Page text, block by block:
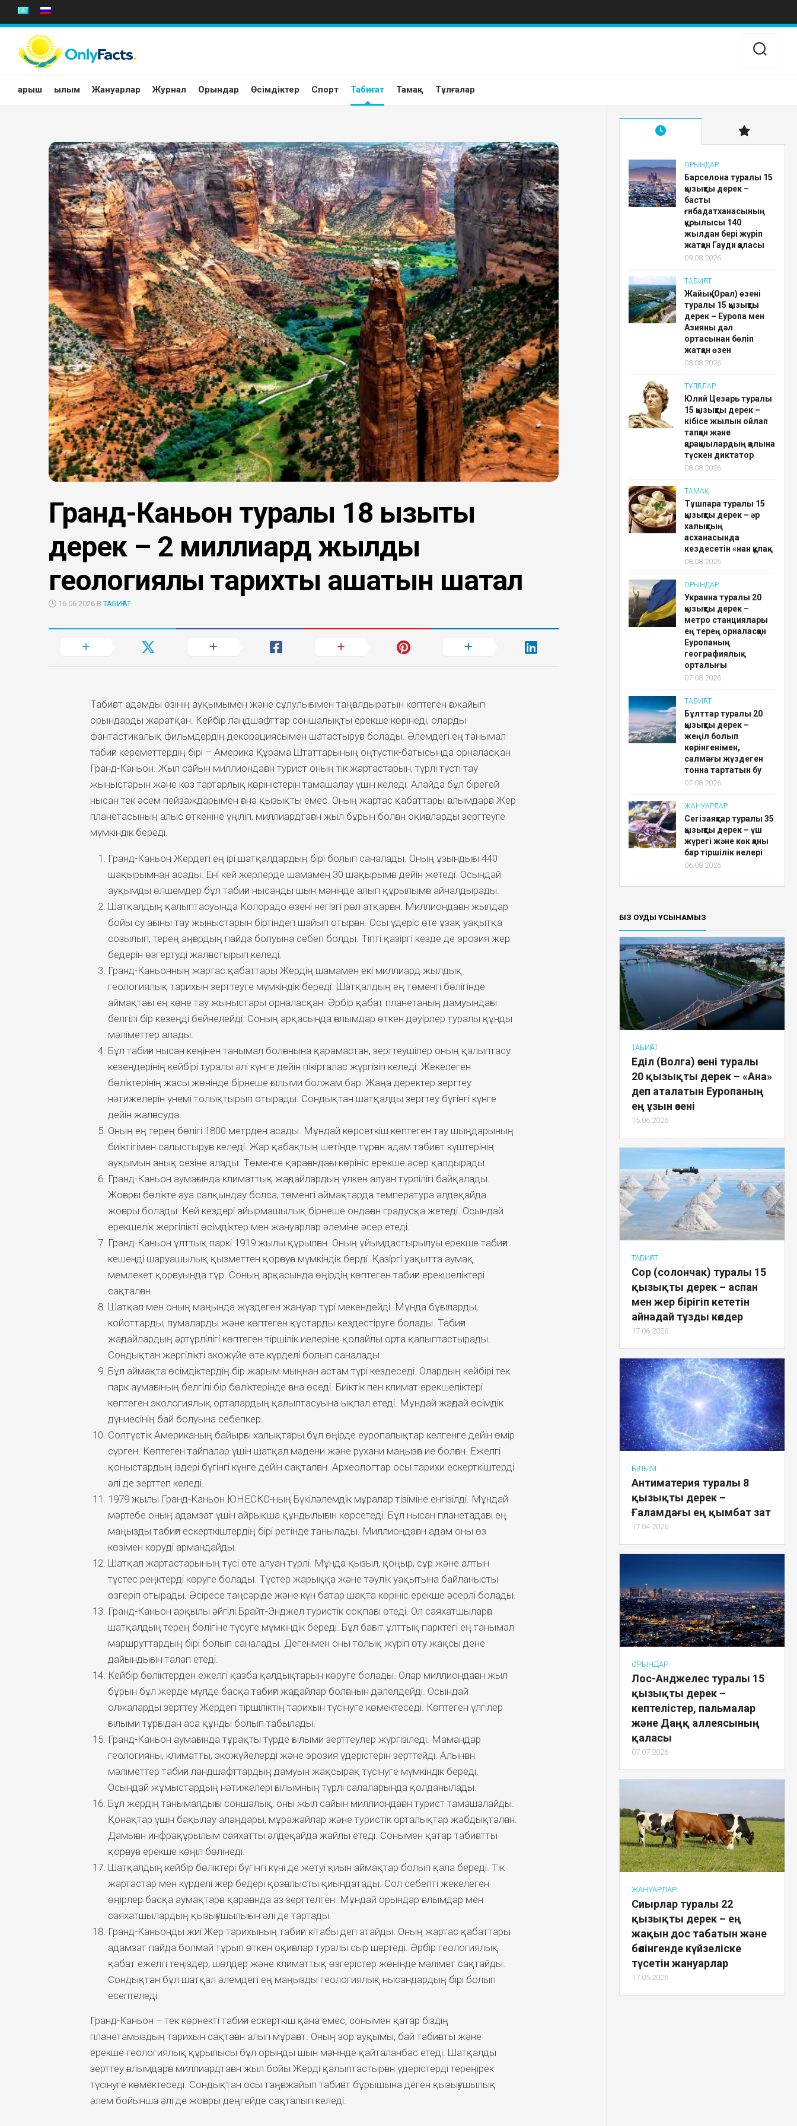
Ғарыш Ғылым Жануарлар Журнал Орындар Өсімдіктер Спорт Табиғат Тамақ Тұлғалар
Гранд-Каньон туралы 18 қызықты
дерек – 2 миллиард жылдық
геологиялық тарихты ашатын шатқал
16.06.2026 ВТАБИҒАТ
Табиғат адамды өзінің ауқымымен және сұлулығымен таңғалдыратын көптеген ғажайып
орындарды жаратқан. Кейбір ландшафттар соншалықты ерекше көрінеді, оларды
фантастикалық фильмдердің декорациясымен шатастыруға болады. Әлемдегі ең танымал
табиғи кереметтердің бірі – Америка Құрама Штаттарының оңтүстік-батысында орналасқан
Гранд-Каньон. Жыл сайын миллиондаған турист оның тік жартастарын, түрлі түсті тау
жыныстарын және көз тартарлық көріністерін тамашалау үшін келеді. Алайда бұл бірегей
нысан тек әсем пейзаждарымен ғана қызықты емес. Оның жартас қабаттары ғалымдарға Жер
планетасының алыс өткеніне үңіліп, миллиардтаған жыл бұрын болған оқиғаларды зерттеуге
мүмкіндік береді.
Гранд-Каньон Жердегі ең ірі шатқалдардың бірі болып саналады. Оның ұзындығы 440
шақырымнан асады. Ені кей жерлерде шамамен 30 шақырымға дейін жетеді. Осындай
ауқымды өлшемдер бұл табиғи нысанды шын мәнінде алып құрылымға айналдырады.
Шатқалдың қалыптасуында Колорадо өзені негізгі рөл атқарған. Миллиондаған жылдар
бойы су ағыны тау жыныстарын біртіндеп шайып отырған. Осы үдеріс өте ұзақ уақытқа
созылып, терең аңғардың пайда болуына себеп болды. Тіпті қазіргі кезде де эрозия жер
бедерін өзгертуді жалғастырып келеді.
Гранд-Каньонның жартас қабаттары Жердің шамамен екі миллиард жылдық
геологиялық тарихын зерттеуге мүмкіндік береді. Шатқалдың ең төменгі бөлігінде
аймақтағы ең көне тау жыныстары орналасқан. Әрбір қабат планетаның дамуындағы
белгілі бір кезеңді бейнелейді. Соның арқасында ғалымдар өткен дәуірлер туралы құнды
мәліметтер алады.
Бұл табиғи нысан кеңінен танымал болғанына қарамастан, зерттеушілер оның қалыптасу
кезеңдерінің кейбірі туралы әлі күнге дейін пікірталас жүргізіп келеді. Жекелеген
бөліктерінің жасы жөнінде бірнеше ғылыми болжам бар. Жаңа деректер зерттеу
нәтижелерін үнемі толықтырып отырады. Сондықтан шатқалды зерттеу бүгінгі күнге
дейін жалғасуда.
Оның ең терең бөлігі 1800 метрден асады. Мұндай көрсеткіш көптеген тау шыңдарының
биіктігімен салыстыруға келеді. Жар қабақтың шетінде тұрған адам табиғат күштерінің
ауқымын анық сезіне алады. Төменге қарағандағы көрініс ерекше әсер қалдырады.
Гранд-Каньон аумағында климаттық жағдайлардың үлкен алуан түрлілігі байқалады.
Жоғарғы бөлікте ауа салқындау болса, төменгі аймақтарда температура әлдеқайда
жоғары болады. Кей кездері айырмашылық бірнеше ондаған градусқа жетеді. Осындай
ерекшелік жергілікті өсімдіктер мен жануарлар әлеміне әсер етеді.
Гранд-Каньон ұлттық паркі 1919 жылы құрылған. Оның ұйымдастырылуы ерекше табиғи
кешенді шаруашылық қызметтен қорғауға мүмкіндік берді. Қазіргі уақытта аумақ
мемлекет қорғауында тұр. Соның арқасында өңірдің көптеген табиғи ерекшеліктері
сақталған.
Шатқал мен оның маңында жүздеген жануар түрі мекендейді. Мұнда бұғыларды,
койоттарды, пумаларды және көптеген құстарды кездестіруге болады. Табиғи
жағдайлардың әртүрлілігі көптеген тіршілік иелеріне қолайлы орта қалыптастырады.
Сондықтан жергілікті экожүйе өте күрделі болып саналады.
Бұл аймақта өсімдіктердің бір жарым мыңнан астам түрі кездеседі. Олардың кейбірі тек
парк аумағының белгілі бір бөліктерінде ғана өседі. Биіктік пен климат ерекшеліктері
көптеген экологиялық орталардың қалыптасуына ықпал етеді. Мұндай жағдай өсімдік
дүниесінің бай болуына себепкер.
Солтүстік Американың байырғы халықтары бұл өңірде еуропалықтар келгенге дейін өмір
сүрген. Көптеген тайпалар үшін шатқал мәдени және рухани маңызға ие болған. Ежелгі
қоныстардың іздері бүгінгі күнге дейін сақталған. Археологтар осы тарихи ескерткіштерді
әлі де зерттеп келеді.
1979 жылы Гранд-Каньон ЮНЕСКО-ның Бүкіләлемдік мұралар тізіміне енгізілді. Мұндай
мәртебе оның адамзат үшін айрықша құндылығын көрсетеді. Бұл нысан планетадағы ең
маңызды табиғи ескерткіштердің бірі ретінде танылады. Миллиондаған адам оны өз
көзімен көруді армандайды.
Шатқал жартастарының түсі өте алуан түрлі. Мұнда қызыл, қоңыр, сұр және алтын
түстес реңктерді көруге болады. Түстер жарыққа және тәулік уақытына байланысты
өзгеріп отырады. Әсіресе таңсәріде және күн батар шақта көрініс ерекше әсерлі болады.
Гранд-Каньон арқылы әйгілі Брайт-Энджел туристік соқпағы өтеді. Ол саяхатшыларға
шатқалдың терең бөлігіне түсуге мүмкіндік береді. Бұл бағыт ұлттық парктегі ең танымал
маршруттардың бірі болып саналады. Дегенмен оны толық жүріп өту жақсы дене
дайындығын талап етеді.
Кейбір бөліктерден ежелгі қазба қалдықтарын көруге болады. Олар миллиондаған жыл
бұрын бұл жерде мүлде басқа табиғи жағдайлар болғанын дәлелдейді. Осындай
олжаларды зерттеу Жердегі тіршіліктің тарихын түсінуге көмектеседі. Көптеген үлгілер
ғылыми тұрғыдан аса құнды болып табылады.
Гранд-Каньон аумағында тұрақты түрде ғылыми зерттеулер жүргізіледі. Мамандар
геологияны, климатты, экожүйелерді және эрозия үдерістерін зерттейді. Алынған
мәліметтер табиғи ландшафттардың дамуын жақсырақ түсінуге мүмкіндік береді.
Осындай жұмыстардың нәтижелері ғылымның түрлі салаларында қолданылады.
Бұл жердің танымалдығы соншалық, оны жыл сайын миллиондаған турист тамашалайды.
Қонақтар үшін бақылау алаңдары, мұражайлар және туристік орталықтар жабдықталған.
Дамыған инфрақұрылым саяхатты әлдеқайда жайлы етеді. Сонымен қатар табиғатты
қорғауға ерекше көңіл бөлінеді.
Шатқалдың кейбір бөліктері бүгінгі күні де жетуі қиын аймақтар болып қала береді. Тік
жартастар мен күрделі жер бедері қозғалысты қиындатады. Сол себепті жекелеген
өңірлер басқа аумақтарға қарағанда аз зерттелген. Мұндай орындар ғалымдар мен
саяхатшылардың қызығушылығын әлі де тартады.
Гранд-Каньонды жиі Жер тарихының табиғи кітабы деп атайды. Оның жартас қабаттары
адамзат пайда болмай тұрып өткен оқиғалар туралы сыр шертеді. Әрбір геологиялық
қабат ежелгі теңіздер, шөлдер және климаттық өзгерістер жөнінде мәлімет сақтайды.
Сондықтан бұл шатқал әлемдегі ең маңызды геологиялық нысандардың бірі болып
есептеледі.
Гранд-Каньон – тек көрнекті табиғи ескерткіш қана емес, сонымен қатар біздің
планетамыздың тарихын сақтаған алып мұрағат. Оның зор ауқымы, бай табиғаты және
ерекше геологиялық құрылысы бұл орынды шын мәнінде қайталанбас етеді. Шатқалды
зерттеу ғалымдарға миллиардтаған жыл бойы Жерді қалыптастырған үдерістерді тереңірек
түсінуге көмектеседі. Сондықтан осы таңғажайып табиғат бұрышына деген қызығушылық
әлем бойынша әлі де жоғары деңгейде сақталып келеді.
ОРЫНДАР
Барселона туралы 15
қызықты дерек –
басты
ғибадатханасының
құрылысы 140
жылдан бері жүріп
жатқан Гауди қаласы
09.08.2026
ТАБИҒАТ
Жайық (Орал) өзені
туралы 15 қызықты
дерек – Еуропа мен
Азияны дәл
ортасынан бөліп
жатқан өзен
08.08.2026
ТҰЛҒАЛАР
Юлий Цезарь туралы
15 қызықты дерек –
кібісе жылын ойлап
тапқан және
қарақшылардың қолына
түскен диктатор
08.08.2026
ТАМАҚ
Тұшпара туралы 15
қызықты дерек – әр
халықтың
асханасында
кездесетін «нан құлақ»
08.08.2026
ОРЫНДАР
Украина туралы 20
қызықты дерек –
метро станциялары
ең терең орналасқан
Еуропаның
географиялық
орталығы
07.08.2026
ТАБИҒАТ
Бұлттар туралы 20
қызықты дерек –
жеңіл болып
көрінгенімен,
салмағы жүздеген
тонна тартатын бу
07.08.2026
ЖАНУАРЛАР
Сегізаяқтар туралы 35
қызықты дерек – үш
жүрегі және көк қаны
бар тіршілік иелері
06.08.2026
БІЗ ОҚУДЫ ҰСЫНАМЫЗ
ТАБИҒАТ
Еділ (Волга) өзені туралы
20 қызықты дерек – «Ана»
деп аталатын Еуропаның
ең ұзын өзені
15.06.2026
ТАБИҒАТ
Сор (солончак) туралы 15
қызықты дерек – аспан
мен жер бірігіп кететін
айнадай тұзды көлдер
17.06.2026
ҒЫЛЫМ
Антиматерия туралы 8
қызықты дерек –
Ғаламдағы ең қымбат зат
17.04.2026
ОРЫНДАР
Лос-Анджелес туралы 15
қызықты дерек –
кептелістер, пальмалар
және Даңқ аллеясының
қаласы
07.07.2026
ЖАНУАРЛАР
Сиырлар туралы 22
қызықты дерек – ең
жақын дос табатын және
бөлінгенде күйзеліске
түсетін жануарлар
17.05.2026